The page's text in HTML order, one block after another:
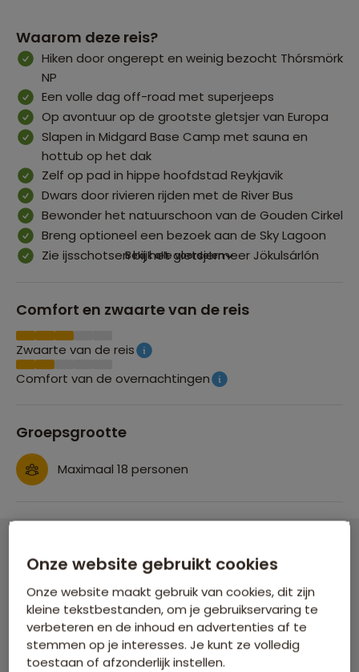
Waarom deze reis?
Hiken door ongerept en weinig bezocht Thórsmörk
NP
Een volle dag off-road met superjeeps
Op avontuur op de grootste gletsjer van Europa
Slapen in Midgard Base Camp met sauna en
hottub op het dak
Zelf op pad in hippe hoofdstad Reykjavik
Dwars door rivieren rijden met de River Bus
Bewonder het natuurschoon van de Gouden Cirkel
Breng optioneel een bezoek aan de Sky Lagoon
Zie ijsschotsen bij het gletsjermeer Jökulsárlón
Bekijk alle voordelen
Comfort en zwaarte van de reis
Zwaarte van de reis
Comfort van de overnachtingen
Groepsgrootte
Maximaal 18 personen
22-35ers reis IJsland
8 dagen vanaf 2.849 p.p.
Bijkomende kosten €26,25 p.p. op basis van 2 personen
Data & prijzen
Onze website gebruikt cookies
Onze website maakt gebruik van cookies, dit zijn
kleine tekstbestanden, om je gebruikservaring te
verbeteren en de inhoud en advertenties af te
stemmen op je interesses. Je kunt ze volledig
toestaan of afzonderlijk instellen.